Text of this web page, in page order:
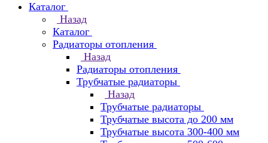
Каталог
Назад
Каталог
Радиаторы отопления
Назад
Радиаторы отопления
Трубчатые радиаторы
Назад
Трубчатые радиаторы
Трубчатые высота до 200 мм
Трубчатые высота 300-400 мм